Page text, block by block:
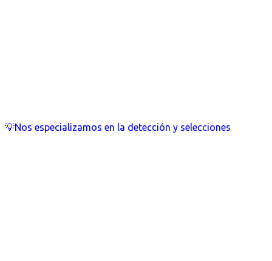
💡Nos especializamos en la detección y selecciones